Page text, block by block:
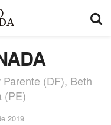
(DF), Beth
(PE)
2019